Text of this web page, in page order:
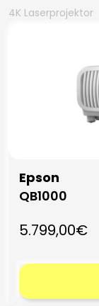
4K Laserprojektor
Epson
QB1000
5.799,00€